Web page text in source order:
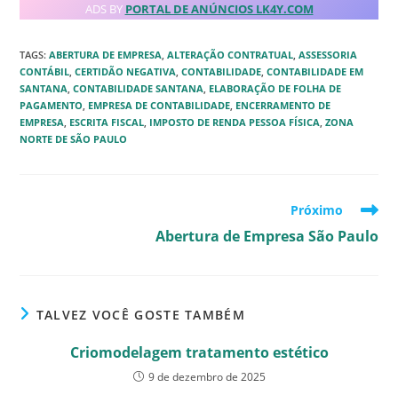
ADS BY PORTAL DE ANÚNCIOS LK4Y.COM
TAGS:ABERTURA DE EMPRESA, ALTERAÇÃO CONTRATUAL, ASSESSORIA
CONTÁBIL, CERTIDÃO NEGATIVA, CONTABILIDADE, CONTABILIDADE EM
SANTANA, CONTABILIDADE SANTANA, ELABORAÇÃO DE FOLHA DE
PAGAMENTO, EMPRESA DE CONTABILIDADE, ENCERRAMENTO DE
EMPRESA, ESCRITA FISCAL, IMPOSTO DE RENDA PESSOA FÍSICA, ZONA
NORTE DE SÃO PAULO
Próximo
Abertura de Empresa São Paulo
TALVEZ VOCÊ GOSTE TAMBÉM
Criomodelagem tratamento estético
9 de dezembro de 2025